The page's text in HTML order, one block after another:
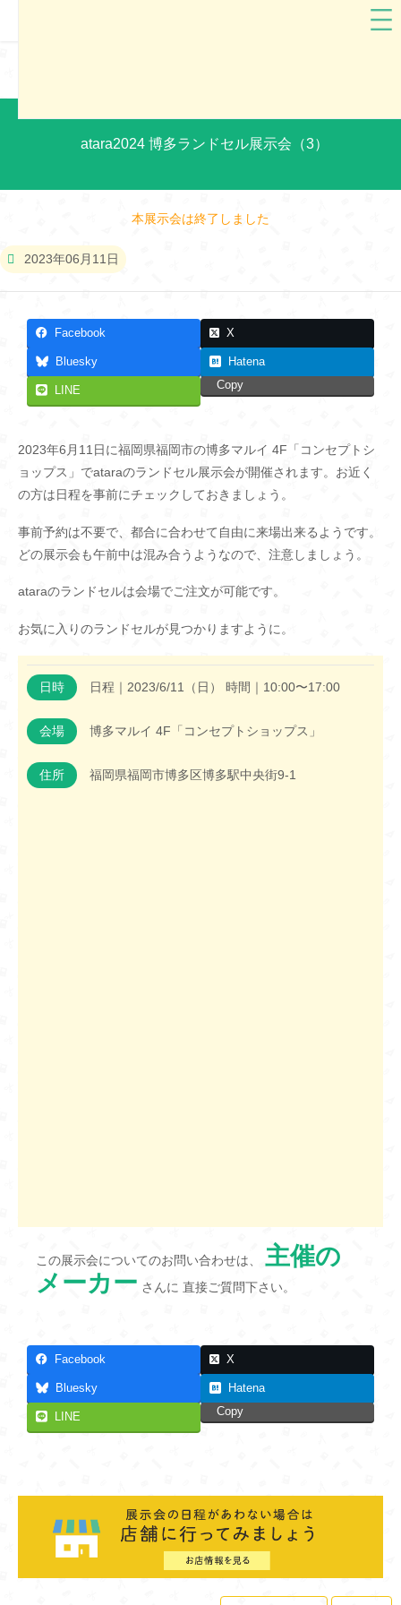
atara2024 博多ランドセル展示会（3）
本展示会は終了しました
2023年06月11日
Facebook X
Bluesky Hatena
LINE Copy
2023年6月11日に福岡県福岡市の博多マルイ 4F「コンセプトシ
ョップス」でataraのランドセル展示会が開催されます。お近く
の方は日程を事前にチェックしておきましょう。
事前予約は不要で、都合に合わせて自由に来場出来るようです。
どの展示会も午前中は混み合うようなので、注意しましょう。
ataraのランドセルは会場でご注文が可能です。
お気に入りのランドセルが見つかりますように。
日時 日程｜2023/6/11（日） 時間｜10:00〜17:00
会場 博多マルイ 4F「コンセプトショップス」
住所 福岡県福岡市博多区博多駅中央街9-1
この展示会についてのお問い合わせは、 主催の
メーカー さんに 直接ご質問下さい。
Facebook X
Bluesky Hatena
LINE Copy